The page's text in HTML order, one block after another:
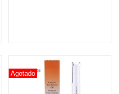
Agotado